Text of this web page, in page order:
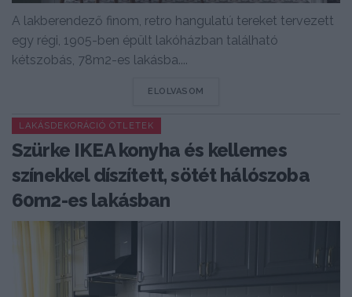
A lakberendező finom, retro hangulatú tereket tervezett
egy régi, 1905-ben épült lakóházban található
kétszobás, 78m2-es lakásba....
ELOLVASOM
LAKÁSDEKORÁCIÓ ÖTLETEK
Szürke IKEA konyha és kellemes
színekkel díszített, sötét hálószoba
60m2-es lakásban